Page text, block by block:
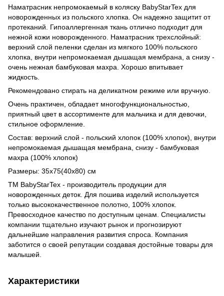
Наматрасник непромокаемый в коляску BabyStarTex для
новорожденных из польского хлопка. Он надежно защитит от
протеканий. Гипоаллергенная ткань отлично подходит для
нежной кожи новорожденного. Наматрасник трехслойный:
верхний слой пеленки сделан из мягкого 100% польского
хлопка, внутри непромокаемая дышащая мембрана, а снизу -
очень нежная бамбуковая махра. Хорошо впитывает
жидкость.
Рекомендовано стирать на деликатном режиме или вручную.
Очень практичен, обладает многофункциональностью,
приятный цвет в ассортименте для мальчика и для девочки,
стильное оформление.
Состав: верхний слой - польский хлопок (100% хлопок), внутри
непромокаемая дышащая мембрана, снизу - бамбуковая
махра (100% хлопок)
Размеры: 35х75(40х80) см
ТМ BabyStarTex - производитель продукции для
новорожденных деток. Для пошива изделий используется
только высококачественное полотно, 100% хлопок.
Превосходное качество по доступным ценам. Cпециалисты
компании тщательно изучают рынок и прогнозируют
дальнейшие направления развития спроса. Компания
заботится о своей репутации создавая достойные товары для
малышей.
Характеристики